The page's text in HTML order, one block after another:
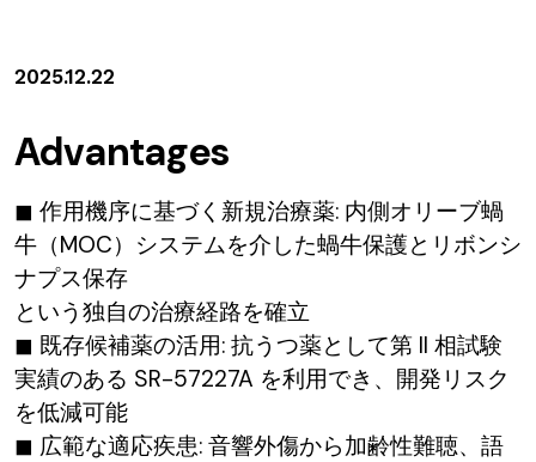
2025.12.22
Advantages
◼ 作用機序に基づく新規治療薬: 内側オリーブ蝸
牛（MOC）システムを介した蝸牛保護とリボンシ
ナプス保存
という独自の治療経路を確立
◼ 既存候補薬の活用: 抗うつ薬として第 II 相試験
実績のある SR-57227A を利用でき、開発リスク
を低減可能
◼ 広範な適応疾患: 音響外傷から加齢性難聴、語